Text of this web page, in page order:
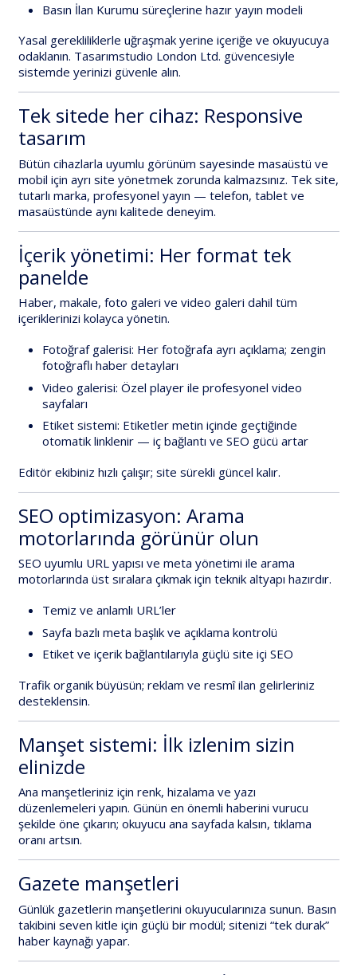
Basın İlan Kurumu süreçlerine hazır yayın modeli
Yasal gerekliliklerle uğraşmak yerine içeriğe ve okuyucuya
odaklanın. Tasarımstudio London Ltd. güvencesiyle
sistemde yerinizi güvenle alın.
Tek sitede her cihaz: Responsive
tasarım
Bütün cihazlarla uyumlu görünüm sayesinde masaüstü ve
mobil için ayrı site yönetmek zorunda kalmazsınız. Tek site,
tutarlı marka, profesyonel yayın — telefon, tablet ve
masaüstünde aynı kalitede deneyim.
İçerik yönetimi: Her format tek
panelde
Haber, makale, foto galeri ve video galeri dahil tüm
içeriklerinizi kolayca yönetin.
Fotoğraf galerisi: Her fotoğrafa ayrı açıklama; zengin
fotoğraflı haber detayları
Video galerisi: Özel player ile profesyonel video
sayfaları
Etiket sistemi: Etiketler metin içinde geçtiğinde
otomatik linklenir — iç bağlantı ve SEO gücü artar
Editör ekibiniz hızlı çalışır; site sürekli güncel kalır.
SEO optimizasyon: Arama
motorlarında görünür olun
SEO uyumlu URL yapısı ve meta yönetimi ile arama
motorlarında üst sıralara çıkmak için teknik altyapı hazırdır.
Temiz ve anlamlı URL’ler
Sayfa bazlı meta başlık ve açıklama kontrolü
Etiket ve içerik bağlantılarıyla güçlü site içi SEO
Trafik organik büyüsün; reklam ve resmî ilan gelirleriniz
desteklensin.
Manşet sistemi: İlk izlenim sizin
elinizde
Ana manşetleriniz için renk, hizalama ve yazı
düzenlemeleri yapın. Günün en önemli haberini vurucu
şekilde öne çıkarın; okuyucu ana sayfada kalsın, tıklama
oranı artsın.
Gazete manşetleri
Günlük gazetlerin manşetlerini okuyucularınıza sunun. Basın
takibini seven kitle için güçlü bir modül; sitenizi “tek durak”
haber kaynağı yapar.